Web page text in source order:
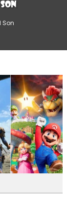
Son